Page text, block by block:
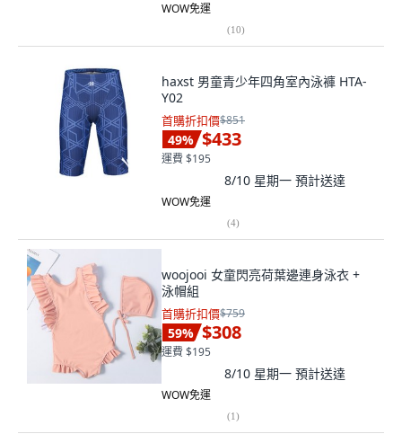
WOW免運
(10)
haxst 男童青少年四角室內泳褲 HTA-
Y02
首購折扣價$851
49% $433
運費 $195
8/10 星期一 預計送達
WOW免運
(4)
woojooi 女童閃亮荷葉邊連身泳衣 +
泳帽組
首購折扣價$759
59% $308
運費 $195
8/10 星期一 預計送達
WOW免運
(1)